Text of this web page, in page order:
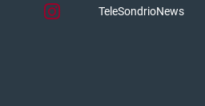
TeleSondrioNews